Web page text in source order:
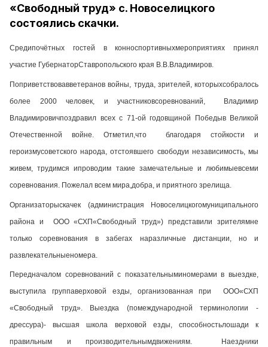
«Свободный труд» с. Новоселицкого
состоялись скачки.
Средипочётных гостей в конноспортивныхмероприятиях принял
участие ГубернаторСтавропольского края В.В.Владимиров.
Поприветствовавветеранов войны, труда, зрителей, которыхсобралось
более 2000 человек, и участниковсоревнований, Владимир
Владимировичпоздравил всех с 71-ой годовщиной Победыв Великой
Отечественной войне. Отметил,что благодаря стойкости и
героизмусоветского народа, отстоявшего свободуи независимость, мы
живем, трудимся ипроводим такие замечательные и любимыевсеми
соревнования. Пожелал всем мира,добра, и приятного зрелища.
Организаторыскачек (администрация Новоселицкогомуниципального
района и ООО «СХП«Свободный труд») представили зрителямне
только соревнования в забегах наразличные дистанции, но и
развлекательныеномера.
Передначалом соревнований с показательныминомерами в выездке,
выступила группаверховой езды, организованная при ООО«СХП
«Свободный труд». Выездка (помеждународной терминологии -
дрессура)- высшая школа верховой езды, способностьлошади к
правильным и производительнымдвижениям. Наездники